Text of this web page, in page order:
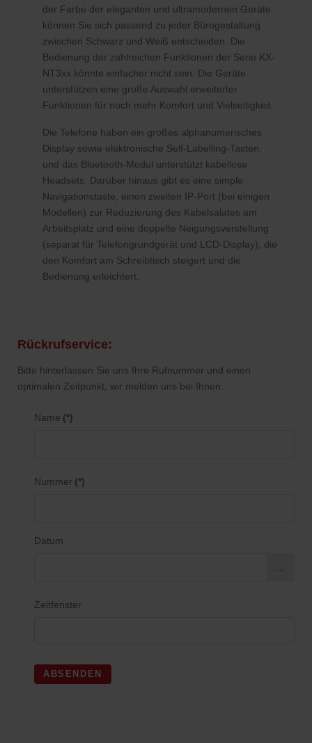
der Farbe der eleganten und ultramodernen Geräte
können Sie sich passend zu jeder Bürogestaltung
zwischen Schwarz und Weiß entscheiden. Die
Bedienung der zahlreichen Funktionen der Serie KX-
NT3xx könnte einfacher nicht sein: Die Geräte
unterstützen eine große Auswahl erweiterter
Funktionen für noch mehr Komfort und Vielseitigkeit.
Die Telefone haben ein großes alphanumerisches
Display sowie elektronische Self-Labelling-Tasten,
und das Bluetooth-Modul unterstützt kabellose
Headsets. Darüber hinaus gibt es eine simple
Navigationstaste, einen zweiten IP-Port (bei einigen
Modellen) zur Reduzierung des Kabelsalates am
Arbeitsplatz und eine doppelte Neigungsverstellung
(separat für Telefongrundgerät und LCD-Display), die
den Komfort am Schreibtisch steigert und die
Bedienung erleichtert.
Rückrufservice:
Bitte hinterlassen Sie uns Ihre Rufnummer und einen
optimalen Zeitpunkt, wir melden uns bei Ihnen.
Name (*)
Nummer (*)
Datum
...
Zeitfenster
ABSENDEN